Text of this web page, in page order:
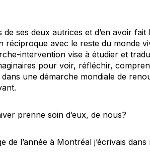
ses deux autrices et d’en avoir fait
réciproque avec le reste du monde
intervention vise à étudier et
pour voir, réfléchir,
une démarche mondiale de
prenne soin d’eux, de nous?
l’année à Montréal j’écrivais